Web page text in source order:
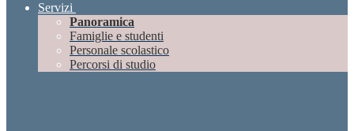
Servizi
Panoramica
Famiglie e studenti
Personale scolastico
Percorsi di studio